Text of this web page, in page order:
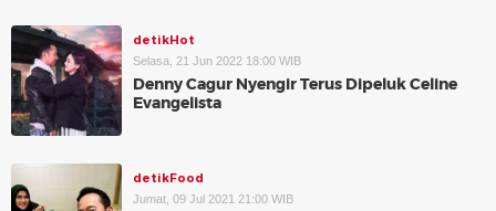
detikHot
Selasa, 21 Jun 2022 18:00 WIB
Denny Cagur Nyengir Terus Dipeluk Celine
Evangelista
detikFood
Jumat, 09 Jul 2021 21:00 WIB